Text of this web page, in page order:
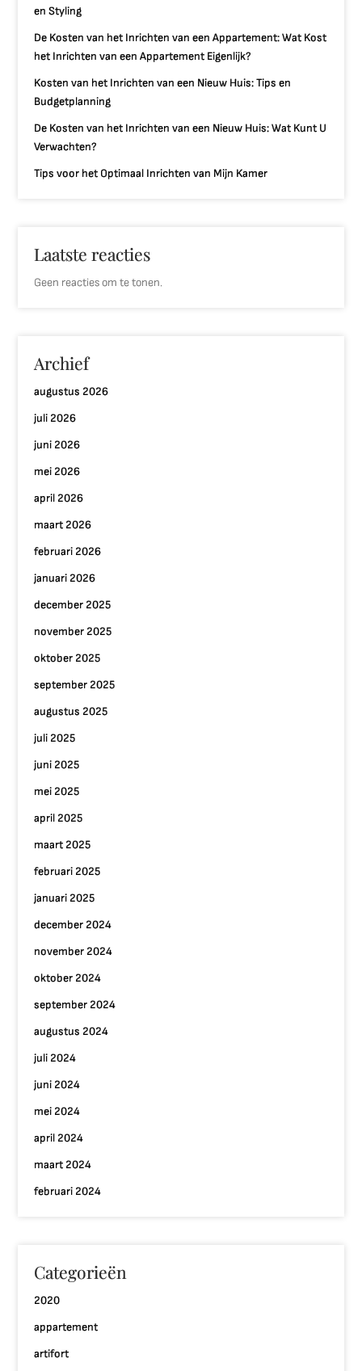
en Styling
De Kosten van het Inrichten van een Appartement: Wat Kost
het Inrichten van een Appartement Eigenlijk?
Kosten van het Inrichten van een Nieuw Huis: Tips en
Budgetplanning
De Kosten van het Inrichten van een Nieuw Huis: Wat Kunt U
Verwachten?
Tips voor het Optimaal Inrichten van Mijn Kamer
Laatste reacties
Geen reacties om te tonen.
Archief
augustus 2026
juli 2026
juni 2026
mei 2026
april 2026
maart 2026
februari 2026
januari 2026
december 2025
november 2025
oktober 2025
september 2025
augustus 2025
juli 2025
juni 2025
mei 2025
april 2025
maart 2025
februari 2025
januari 2025
december 2024
november 2024
oktober 2024
september 2024
augustus 2024
juli 2024
juni 2024
mei 2024
april 2024
maart 2024
februari 2024
Categorieën
2020
appartement
artifort